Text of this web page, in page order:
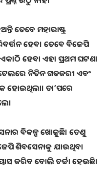
ତେବେ ମହାରାଷ୍ଟ୍ର
ହେବ। ତେବେ ବିଜେପି
ଏକାଠି ହେବା ଏହା ପ୍ରଥମ ଘଟଣା
ନିତିନ ଗଡକରୀ ଏବଂ
ହୋଇଥିଲା। ତା’ପରେ
ବିକଳ୍ପ ଖୋଜୁଛି। ତେଣୁ
ଶିବସେନାକୁ ଯାଉଥିବା
କରିବ ବୋଲି ଚର୍ଚ୍ଚା ହେଉଛି।